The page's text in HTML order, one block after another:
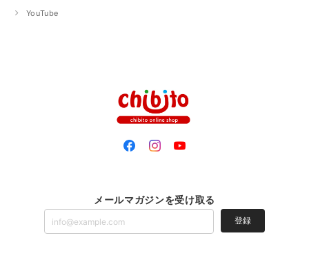
YouTube
メールマガジンを受け取る
登録